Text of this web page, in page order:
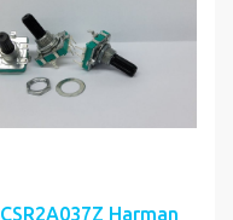
CSR2A037Z Harman